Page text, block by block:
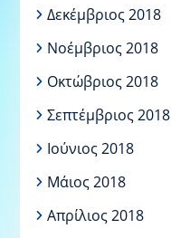
Δεκέμβριος 2018
Νοέμβριος 2018
Οκτώβριος 2018
Σεπτέμβριος 2018
Ιούνιος 2018
Μάιος 2018
Απρίλιος 2018